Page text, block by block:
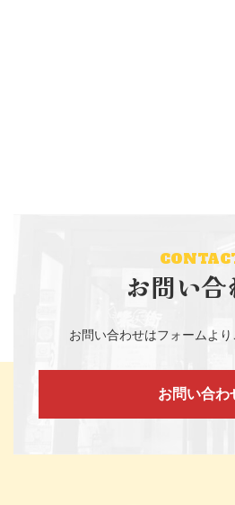
お問い合
お問い合わせはフォームより
お問い合わ